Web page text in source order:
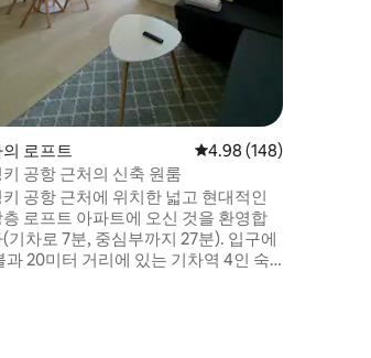
로프트 평점 4.98점(5점 만점),
4.98 (148)
공항 근처의 신축 원룸
공항 근처에 위치한 넓고 현대적인
로프트 아파트에 오신 것을 환영합
기차로 7분, 중심부까지 27분). 입구에
과 20미터 거리에 있는 기차역 4인 숙